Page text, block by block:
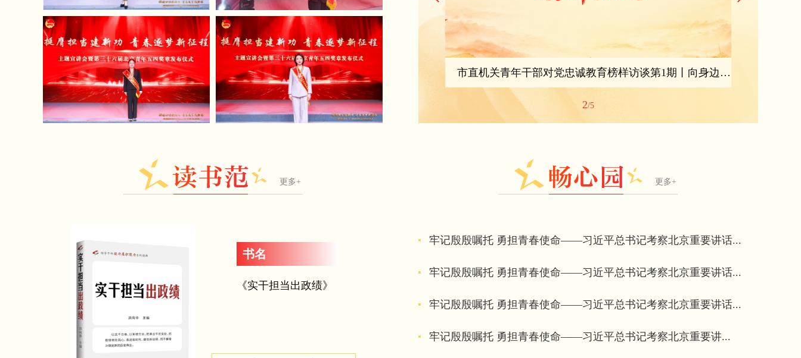
2/5
大家谈（五） 市直机关青年干部对党忠诚教育榜样访谈第2期 市直机关青年干部对党忠诚教育榜样访谈第1期丨向身边的榜样学习！
更多+
书名
《实干担当出政绩》
更多+
牢记殷殷嘱托 勇担青春使命——习近平总书记考察北京重要讲话...
牢记殷殷嘱托 勇担青春使命——习近平总书记考察北京重要讲话...
牢记殷殷嘱托 勇担青春使命——习近平总书记考察北京重要讲话...
牢记殷殷嘱托 勇担青春使命——习近平总书记考察北京重要讲...